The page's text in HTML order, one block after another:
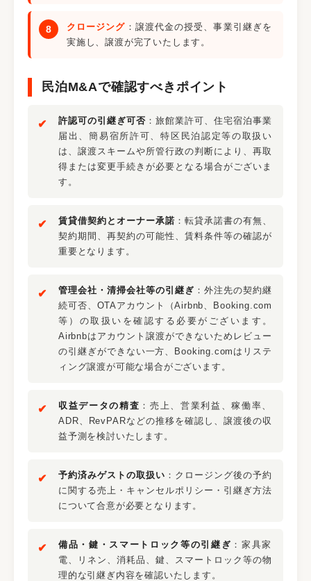
クロージング ：譲渡代金の授受、事業引継ぎを
実施し、譲渡が完了いたします。
民泊M&Aで確認すべきポイント
許認可の引継ぎ可否 ：旅館業許可、住宅宿泊事業
届出、簡易宿所許可、特区民泊認定等の取扱い
は、譲渡スキームや所管行政の判断により、再取
得または変更手続きが必要となる場合がございま
す。
賃貸借契約とオーナー承諾 ：転貸承諾書の有無、
契約期間、再契約の可能性、賃料条件等の確認が
重要となります。
管理会社・清掃会社等の引継ぎ ：外注先の契約継
続可否、OTAアカウント（Airbnb、Booking.com
等）の取扱いを確認する必要がございます。
Airbnbはアカウント譲渡ができないためレビュー
の引継ぎができない一方、Booking.comはリステ
ィング譲渡が可能な場合がございます。
収益データの精査 ：売上、営業利益、稼働率、
ADR、RevPARなどの推移を確認し、譲渡後の収
益予測を検討いたします。
予約済みゲストの取扱い ：クロージング後の予約
に関する売上・キャンセルポリシー・引継ぎ方法
について合意が必要となります。
備品・鍵・スマートロック等の引継ぎ ：家具家
電、リネン、消耗品、鍵、スマートロック等の物
理的な引継ぎ内容を確認いたします。